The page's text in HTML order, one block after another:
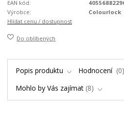
EAN kód:
Výrobce:
Colourlock
Hlídat cenu / dostupnost
Do oblíbených
Popis produktu Hodnocení 0
Mohlo by Vás zajímat 8